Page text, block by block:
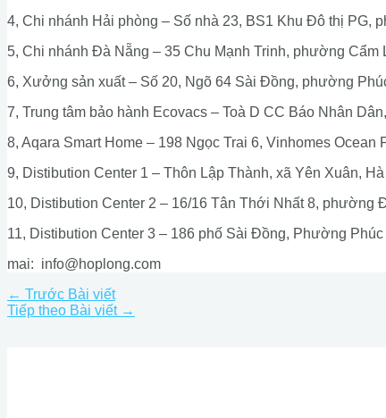
4, Chi nhánh Hải phòng – Số nhà 23, BS1 Khu Đô thị PG,
5, Chi nhánh Đà Nẵng – 35 Chu Mạnh Trinh, phường Cẩm
6, Xưởng sản xuất – Số 20, Ngõ 64 Sài Đồng, phường
7, Trung tâm bảo hành Ecovacs – Toà D CC Báo Nhân
8, Aqara Smart Home – 198 Ngọc Trai 6, Vinhomes Ocean
9, Distibution Center 1 – Thôn Lập Thành, xã Yên Xuân,
10, Distibution Center 2 – 16/16 Tân Thới Nhất 8, phường
11, Distibution Center 3 – 186 phố Sài Đồng, Phường
mai: info@hoplong.com
← Trước Bài viết
Tiếp theo Bài viết →